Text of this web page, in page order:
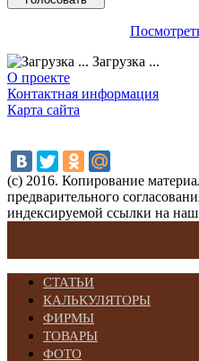
Загрузка ...
О проекте
Контактная информация
Карта сайта
(с) 2016. Копирование
предварительного
индексируемой ссылки на наш
СТАТЬИ
КАЛЬКУЛЯТОРЫ
ФИРМЫ
ТОВАРЫ
ФОТО